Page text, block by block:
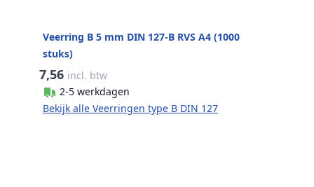
Veerring B 5 mm DIN 127-B RVS A4 (1000
stuks)
7,56 incl. btw
2-5 werkdagen
Bekijk alle Veerringen type B DIN 127